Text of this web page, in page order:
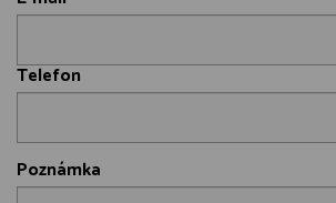
Telefon
Poznámka